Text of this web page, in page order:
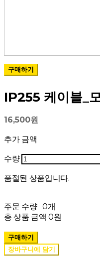
구매하기
IP255 케이블_
16,500원
추가 금액
수량
품절된 상품입니다.
주문 수량 0개
총 상품 금액 0원
구매하기
장바구니에 담기